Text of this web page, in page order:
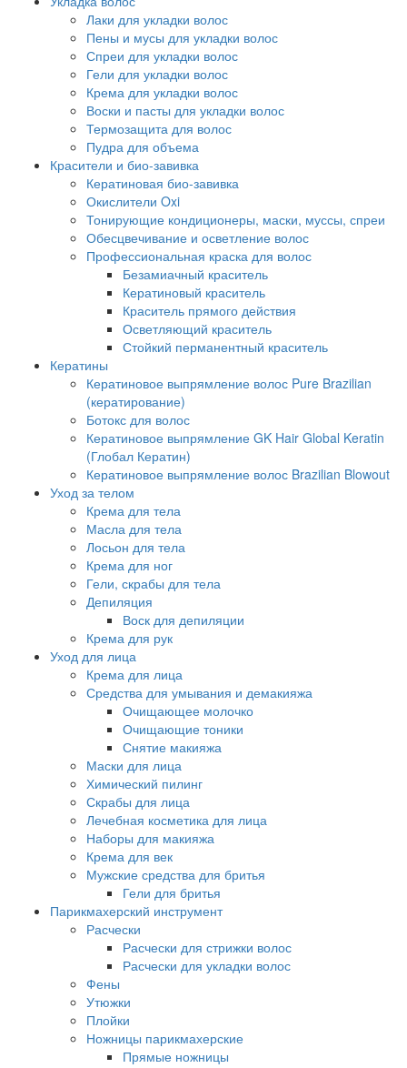
Лаки для укладки волос
Пены и мусы для укладки волос
Спреи для укладки волос
Гели для укладки волос
Крема для укладки волос
Воски и пасты для укладки волос
Термозащита для волос
Пудра для объема
Красители и био-завивка
Кератиновая био-завивка
Окислители Oxi
Тонирующие кондиционеры, маски, муссы, спреи
Обесцвечивание и осветление волос
Профессиональная краска для волос
Безамиачный краситель
Кератиновый краситель
Краситель прямого действия
Осветляющий краситель
Стойкий перманентный краситель
Кератины
Кератиновое выпрямление волос Pure Brazilian
(кератирование)
Ботокс для волос
Кератиновое выпрямление GK Hair Global Keratin
(Глобал Кератин)
Кератиновое выпрямление волос Brazilian Blowout
Уход за телом
Крема для тела
Масла для тела
Лосьон для тела
Крема для ног
Гели, скрабы для тела
Депиляция
Воск для депиляции
Крема для рук
Уход для лица
Крема для лица
Средства для умывания и демакияжа
Очищающее молочко
Очищающие тоники
Снятие макияжа
Маски для лица
Химический пилинг
Скрабы для лица
Лечебная косметика для лица
Наборы для макияжа
Крема для век
Мужские средства для бритья
Гели для бритья
Парикмахерский инструмент
Расчески
Расчески для стрижки волос
Расчески для укладки волос
Фены
Утюжки
Плойки
Ножницы парикмахерские
Прямые ножницы